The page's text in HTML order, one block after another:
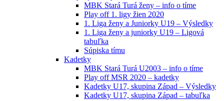
MBK Stará Turá ženy – info o tíme
Play off 1. ligy žien 2020
1. Liga ženy a Juniorky U19 – Výsledky
1. Liga ženy a juniorky U19 – Ligová
tabuľka
Súpiska tímu
Kadetky
MBK Stará Turá U2003 – info o tíme
Play off MSR 2020 – kadetky
Kadetky U17, skupina Západ – Výsledky
Kadetky U17, skupina Západ – tabuľka